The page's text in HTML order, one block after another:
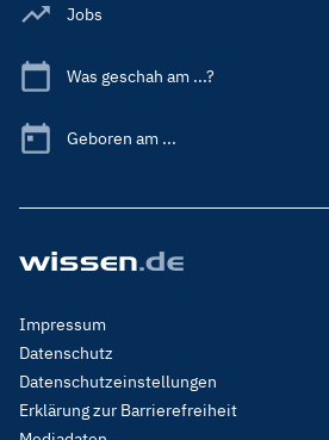
Jobs
Was geschah am ...?
Geboren am ...
Footer
Menu
Legal
Impressum
Datenschutz
Datenschutzeinstellungen
Erklärung zur Barrierefreiheit